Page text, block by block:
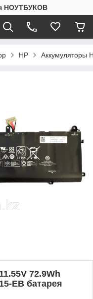
НОУТБУКОВ
HP Аккумуляторы
72.9Wh
EB батарея